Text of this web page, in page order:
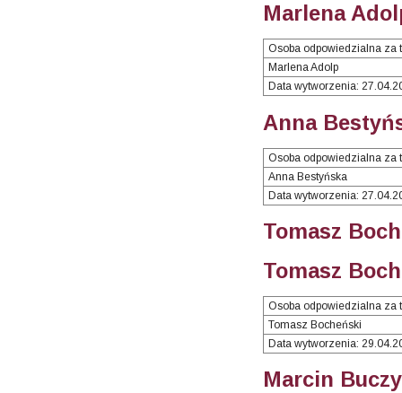
Marlena
Osoba odpowiedzialna za
Marlena Adolp
Data wytworzenia:
Anna
Osoba odpowiedzialna za
Anna Bestyńska
Data wytworzenia:
Tomasz
Tomasz
Osoba odpowiedzialna za
Tomasz Bocheński
Data wytworzenia:
Marcin